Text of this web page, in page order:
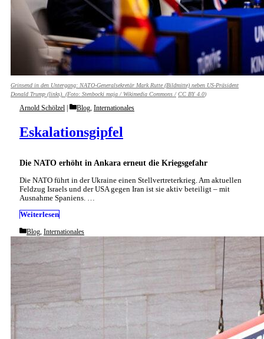
Grinsend in den Untergang: NATO-Generalsekretär Mark Rutte (Bildmitte) neben US-Präsident
Donald Trump (links). (Foto: Stenbocki maja / Wikimedia Commons / CC BY 4.0)
Die NATO erhöht in Ankara erneut die Kriegsgefahr
Eskalationsgipfel
Arnold Schölzel Categories
Blog, Internationales
Die NATO führt in der Ukraine einen Stellvertreterkrieg. Am aktuellen
Feldzug Israels und der USA gegen Iran ist sie aktiv beteiligt – mit
Ausnahme Spaniens. …
Weiterlesen
Categories
Blog Internationales